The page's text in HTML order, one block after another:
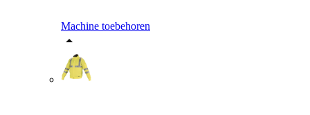
Machine toebehoren